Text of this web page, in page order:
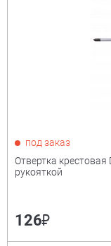
под заказ
Отвертка крестовая
рукояткой
126₽